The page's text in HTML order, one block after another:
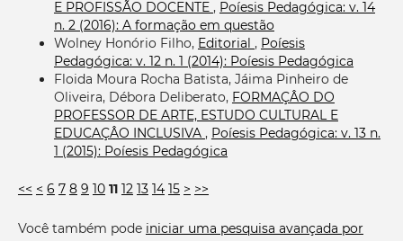
E PROFISSÃO DOCENTE , Poíesis Pedagógica: v. 14
n. 2 (2016): A formação em questão
Wolney Honório Filho, Editorial , Poíesis
Pedagógica: v. 12 n. 1 (2014): Poíesis Pedagógica
Floida Moura Rocha Batista, Jáima Pinheiro de
Oliveira, Débora Deliberato, FORMAÇÂO DO
PROFESSOR DE ARTE, ESTUDO CULTURAL E
EDUCAÇÂO INCLUSIVA , Poíesis Pedagógica: v. 13 n.
1 (2015): Poíesis Pedagógica
<< < 6 7 8 9 10 11 12 13 14 15 > >>
Você também pode iniciar uma pesquisa avançada por